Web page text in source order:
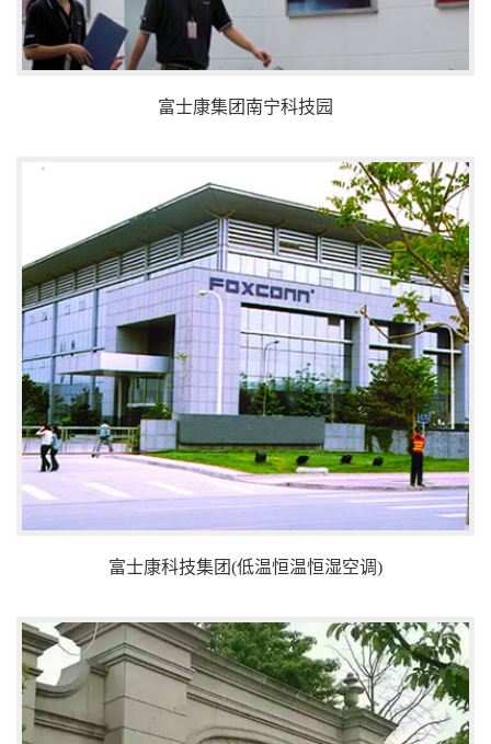
富士康集团南宁科技园
富士康科技集团(低温恒温恒湿空调)